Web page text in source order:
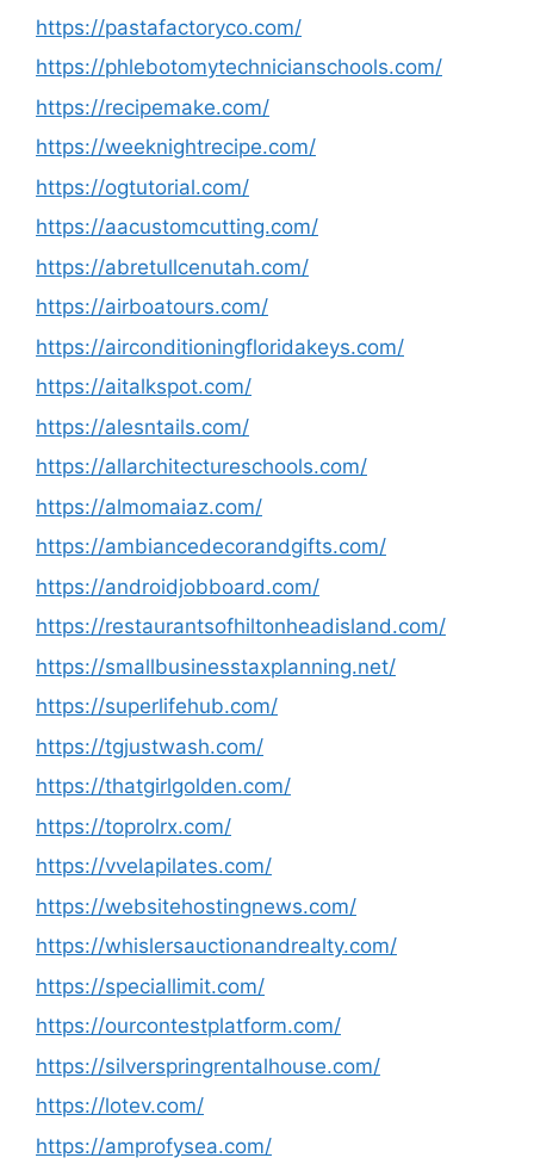
https://pastafactoryco.com/
https://phlebotomytechnicianschools.com/
https://recipemake.com/
https://weeknightrecipe.com/
https://ogtutorial.com/
https://aacustomcutting.com/
https://abretullcenutah.com/
https://airboatours.com/
https://airconditioningfloridakeys.com/
https://aitalkspot.com/
https://alesntails.com/
https://allarchitectureschools.com/
https://almomaiaz.com/
https://ambiancedecorandgifts.com/
https://androidjobboard.com/
https://restaurantsofhiltonheadisland.com/
https://smallbusinesstaxplanning.net/
https://superlifehub.com/
https://tgjustwash.com/
https://thatgirlgolden.com/
https://toprolrx.com/
https://vvelapilates.com/
https://websitehostingnews.com/
https://whislersauctionandrealty.com/
https://speciallimit.com/
https://ourcontestplatform.com/
https://silverspringrentalhouse.com/
https://lotev.com/
https://amprofysea.com/